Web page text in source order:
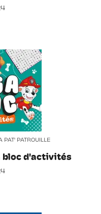
PAT' PATROUILLE
bloc d'activités